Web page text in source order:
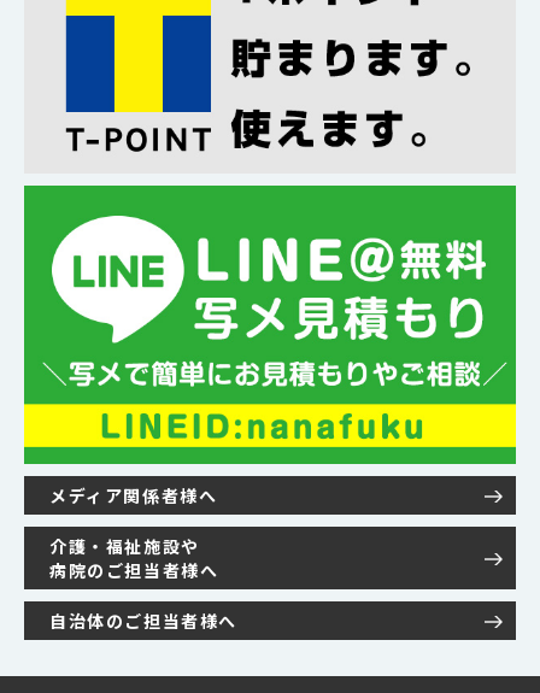
メディア関係者様へ
介護・福祉施設や
病院のご担当者様へ
自治体のご担当者様へ